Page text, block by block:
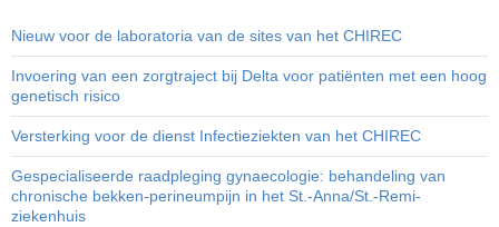
Nieuw voor de laboratoria van de sites van het CHIREC
Invoering van een zorgtraject bij Delta voor patiënten met een hoog
genetisch risico
Versterking voor de dienst Infectieziekten van het CHIREC
Gespecialiseerde raadpleging gynaecologie: behandeling van
chronische bekken-perineumpijn in het St.-Anna/St.-Remi-
ziekenhuis